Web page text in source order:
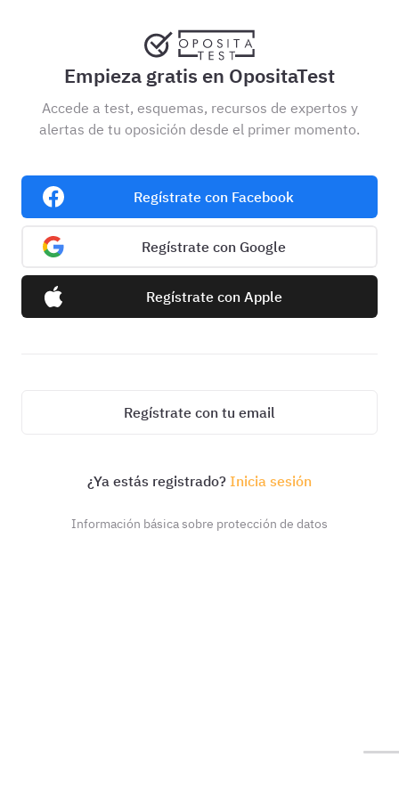
Empieza gratis en OpositaTest
Accede a test, esquemas, recursos de expertos y
alertas de tu oposición desde el primer momento.
Regístrate con Facebook
Regístrate con Google
Regístrate con Apple
Regístrate con tu email
¿Ya estás registrado? Inicia sesión
Información básica sobre protección de datos